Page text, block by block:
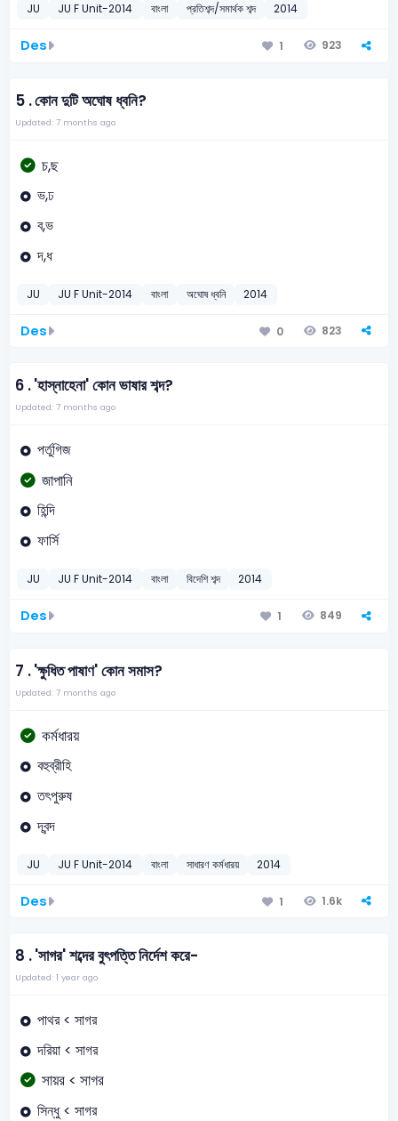
JU JU F Unit-2014 বাংলা প্রতিশব্দ/সমার্থক শব্দ 2014
Des 1 923
5 .কোন দুটি অঘোষ ধ্বনি?
Updated: 7 months ago
চ,ছ
ভ,ঢ
ব,ভ
দ,ধ
JU JU F Unit-2014 বাংলা অঘোষ ধ্বনি 2014
Des 0 823
6 .'হাস্নাহেনা' কোন ভাষার শব্দ?
Updated: 7 months ago
পর্তুগিজ
জাপানি
হিন্দি
ফার্সি
JU JU F Unit-2014 বাংলা বিদেশি শব্দ 2014
Des 1 849
7 .'ক্ষুধিত পাষাণ' কোন সমাস?
Updated: 7 months ago
কর্মধারয়
বহুব্রীহি
তৎপুরুষ
দ্বন্দ
JU JU F Unit-2014 বাংলা সাধারণ কর্মধারয় 2014
Des 1 1.6k
8 .'সাগর' শব্দের বুৎপত্তি নির্দেশ করে-
Updated: 1 year ago
পাথর < সাগর
দরিয়া < সাগর
সায়র < সাগর
সিন্ধু < সাগর